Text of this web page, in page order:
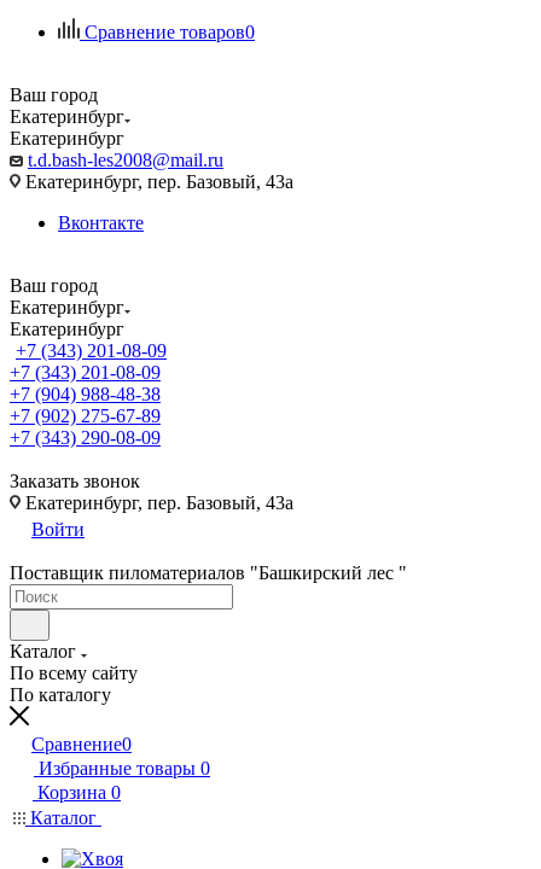
Сравнение товаров0
Ваш город
Екатеринбург
Екатеринбург
t.d.bash-les2008@mail.ru
Екатеринбург, пер. Базовый, 43а
Вконтакте
Ваш город
Екатеринбург
Екатеринбург
+7 (343) 201-08-09
+7 (343) 201-08-09
+7 (904) 988-48-38
+7 (902) 275-67-89
+7 (343) 290-08-09
Заказать звонок
Екатеринбург, пер. Базовый, 43а
Войти
Поставщик пиломатериалов "Башкирский лес "
Каталог
По всему сайту
По каталогу
Сравнение0
Избранные товары 0
Корзина 0
Каталог